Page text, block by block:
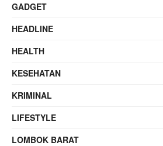
GADGET
HEADLINE
HEALTH
KESEHATAN
KRIMINAL
LIFESTYLE
LOMBOK BARAT